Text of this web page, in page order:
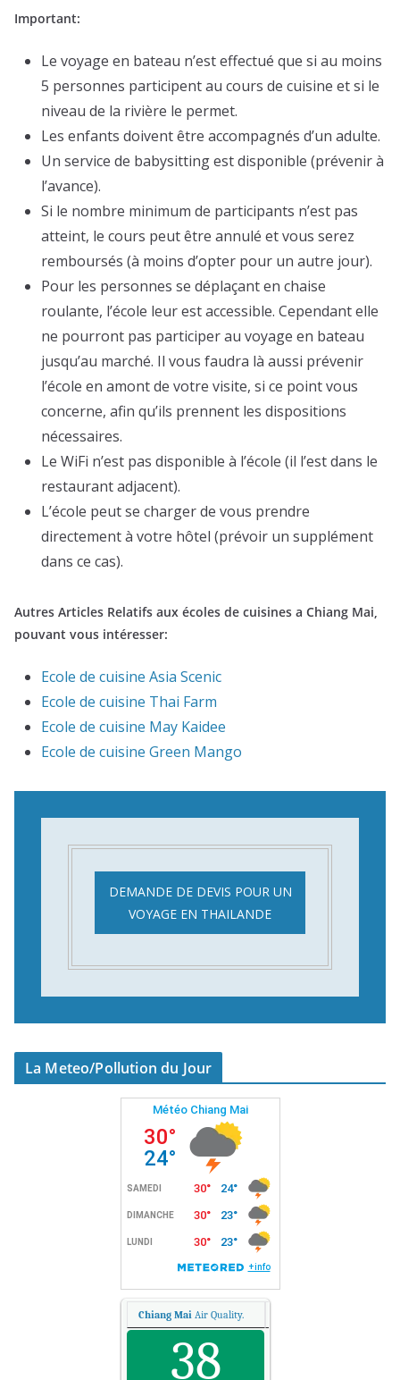
Important:
Le voyage en bateau n’est effectué que si au moins
5 personnes participent au cours de cuisine et si le
niveau de la rivière le permet.
Les enfants doivent être accompagnés d’un adulte.
Un service de babysitting est disponible (prévenir à
l’avance).
Si le nombre minimum de participants n’est pas
atteint, le cours peut être annulé et vous serez
remboursés (à moins d’opter pour un autre jour).
Pour les personnes se déplaçant en chaise
roulante, l’école leur est accessible. Cependant elle
ne pourront pas participer au voyage en bateau
jusqu’au marché. Il vous faudra là aussi prévenir
l’école en amont de votre visite, si ce point vous
concerne, afin qu’ils prennent les dispositions
nécessaires.
Le WiFi n’est pas disponible à l’école (il l’est dans le
restaurant adjacent).
L’école peut se charger de vous prendre
directement à votre hôtel (prévoir un supplément
dans ce cas).
Autres Articles Relatifs aux écoles de cuisines a Chiang Mai,
pouvant vous intéresser:
Ecole de cuisine Asia Scenic
Ecole de cuisine Thai Farm
Ecole de cuisine May Kaidee
Ecole de cuisine Green Mango
DEMANDE DE DEVIS POUR UN
VOYAGE EN THAILANDE
La Meteo/Pollution du Jour
Chiang Mai Air Quality.
38